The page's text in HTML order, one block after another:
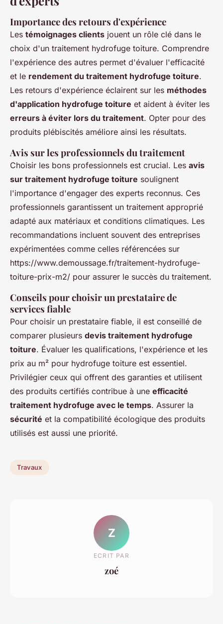
Importance des retours d'expérience
Les témoignages clients jouent un rôle clé dans le
choix d'un traitement hydrofuge toiture. Comprendre
l'expérience des autres permet d'évaluer l'efficacité
et le rendement du traitement hydrofuge toiture.
Les retours d'expérience éclairent sur les méthodes
d'application hydrofuge toiture et aident à éviter les
erreurs à éviter lors du traitement. Opter pour des
produits plébiscités améliore ainsi les résultats.
Avis sur les professionnels du traitement
Choisir les bons professionnels est crucial. Les avis
sur traitement hydrofuge toiture soulignent
l'importance d'engager des experts reconnus. Ces
professionnels garantissent un traitement approprié
adapté aux matériaux et conditions climatiques. Les
recommandations incluent souvent des entreprises
expérimentées comme celles référencées sur
https://www.demoussage.fr/traitement-hydrofuge-
toiture-prix-m2/ pour assurer le succès du traitement.
Conseils pour choisir un prestataire de
services fiable
Pour choisir un prestataire fiable, il est conseillé de
comparer plusieurs devis traitement hydrofuge
toiture. Évaluer les qualifications, l'expérience et les
prix au m² pour hydrofuge toiture est essentiel.
Privilégier ceux qui offrent des garanties et utilisent
des produits certifiés contribue à une efficacité
traitement hydrofuge avec le temps. Assurer la
sécurité et la compatibilité écologique des produits
utilisés est aussi une priorité.
Travaux
Z
ECRIT PAR
zoé